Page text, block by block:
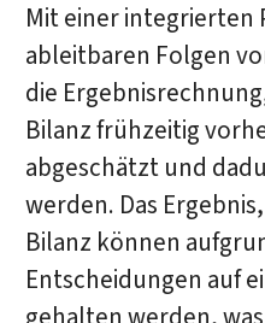
Mit einer integrierten
ableitbaren Folgen
die
Bilanz frühzeitig
abgeschätzt und
werden. Das
Bilanz können
Entscheidungen auf